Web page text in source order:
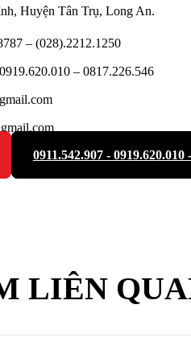
Huyện Tân Trụ, Long An.
– (028).2212.1250
– 0817.226.546
0911.542.907 - 0919.620.010
LIÊN